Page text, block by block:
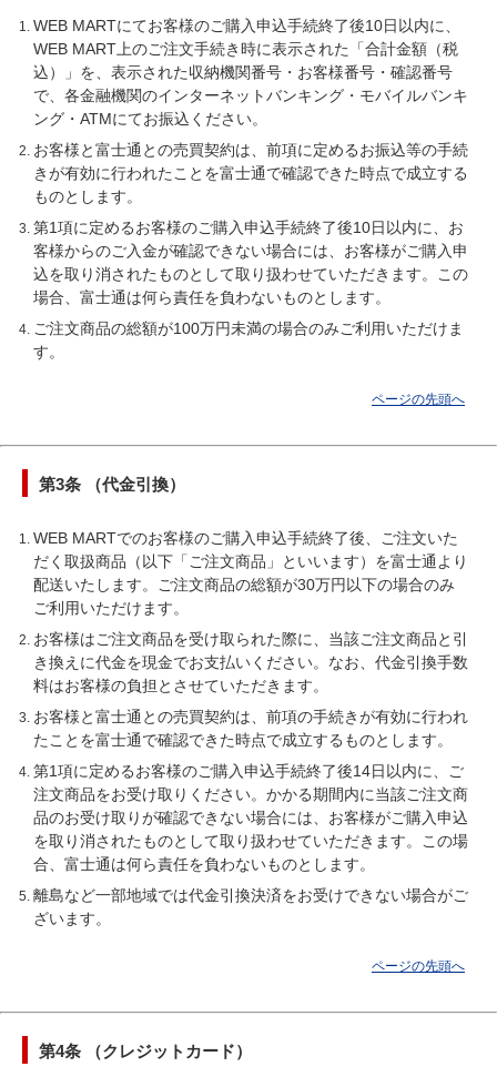
WEB MARTにてお客様のご購入申込手続終了後10日以内に、
WEB MART上のご注文手続き時に表示された「合計金額（税
込）」を、表示された収納機関番号・お客様番号・確認番号
で、各金融機関のインターネットバンキング・モバイルバンキ
ング・ATMにてお振込ください。
お客様と富士通との売買契約は、前項に定めるお振込等の手続
きが有効に行われたことを富士通で確認できた時点で成立する
ものとします。
第1項に定めるお客様のご購入申込手続終了後10日以内に、お
客様からのご入金が確認できない場合には、お客様がご購入申
込を取り消されたものとして取り扱わせていただきます。この
場合、富士通は何ら責任を負わないものとします。
ご注文商品の総額が100万円未満の場合のみご利用いただけま
す。
ページの先頭へ
第3条 （代金引換）
WEB MARTでのお客様のご購入申込手続終了後、ご注文いた
だく取扱商品（以下「ご注文商品」といいます）を富士通より
配送いたします。ご注文商品の総額が30万円以下の場合のみ
ご利用いただけます。
お客様はご注文商品を受け取られた際に、当該ご注文商品と引
き換えに代金を現金でお支払いください。なお、代金引換手数
料はお客様の負担とさせていただきます。
お客様と富士通との売買契約は、前項の手続きが有効に行われ
たことを富士通で確認できた時点で成立するものとします。
第1項に定めるお客様のご購入申込手続終了後14日以内に、ご
注文商品をお受け取りください。かかる期間内に当該ご注文商
品のお受け取りが確認できない場合には、お客様がご購入申込
を取り消されたものとして取り扱わせていただきます。この場
合、富士通は何ら責任を負わないものとします。
離島など一部地域では代金引換決済をお受けできない場合がご
ざいます。
ページの先頭へ
第4条 （クレジットカード）